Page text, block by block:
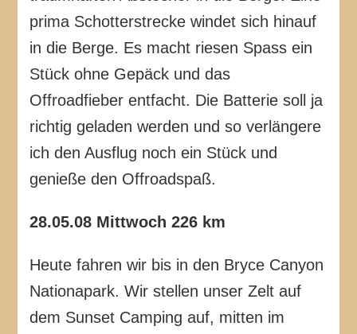
prima Schotterstrecke windet sich hinauf
in die Berge. Es macht riesen Spass ein
Stück ohne Gepäck und das
Offroadfieber entfacht. Die Batterie soll ja
richtig geladen werden und so verlängere
ich den Ausflug noch ein Stück und
genieße den Offroadspaß.
28.05.08 Mittwoch 226 km
Heute fahren wir bis in den Bryce Canyon
Nationapark. Wir stellen unser Zelt auf
dem Sunset Camping auf, mitten im